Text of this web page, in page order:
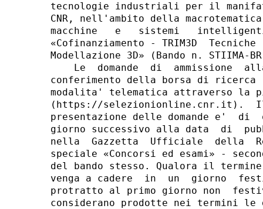
tecnologie industriali per il
CNR, nell'ambito della
macchine   e   sistemi
«Cofinanziamento - TRIM3D
Modellazione 3D» (Bando n. STIIMA-
Le  domande  di  ammissione
conferimento della borsa di ricerca
modalita' telematica attraverso la
(https://selezionionline.cnr.it).
presentazione delle domande e'
giorno successivo alla data  di
nella  Gazzetta  Ufficiale  della
speciale «Concorsi ed esami» -
del bando stesso. Qualora il
venga a cadere  in  un  giorno
protratto al primo giorno non
considerano prodotte nei termini le